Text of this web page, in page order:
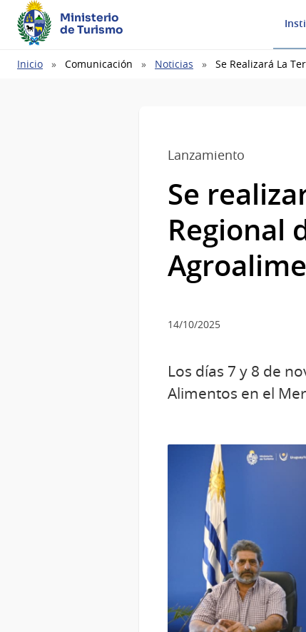
Ministerio
de Turismo
Ruta
Inicio Comunicación Noticias Se Realizará La
Lanzamiento
Se
Regional
14/10/2025
Los días 7 y 8 de
Alimentos en el